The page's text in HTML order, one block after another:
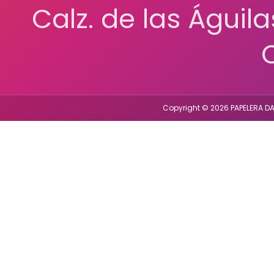
Calz. de las
Copyright © 2026 PAPELERA